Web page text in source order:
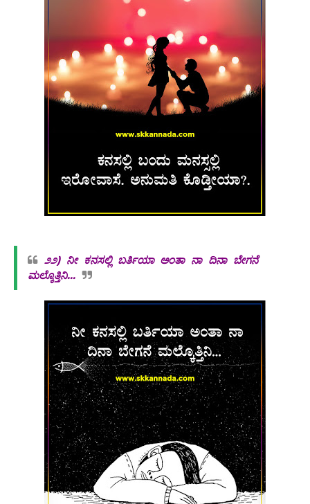
೨೨) ನೀ ಕನಸಲ್ಲಿ ಬರ್ತಿಯಾ ಅಂತಾ ನಾ ದಿನಾ ಬೇಗನೆ
ಮಲ್ಕೊತ್ತಿನಿ...